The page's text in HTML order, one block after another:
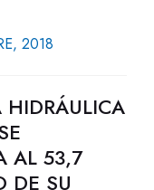
2018
HIDRÁULICA
AL 53,7
DE SU